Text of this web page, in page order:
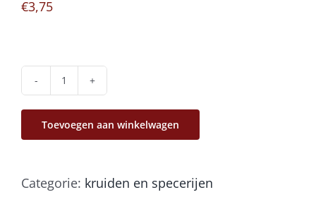
€3,75
Pizza
Italiana
kruiden
Toevoegen aan winkelwagen
Categorie: kruiden en specerijen